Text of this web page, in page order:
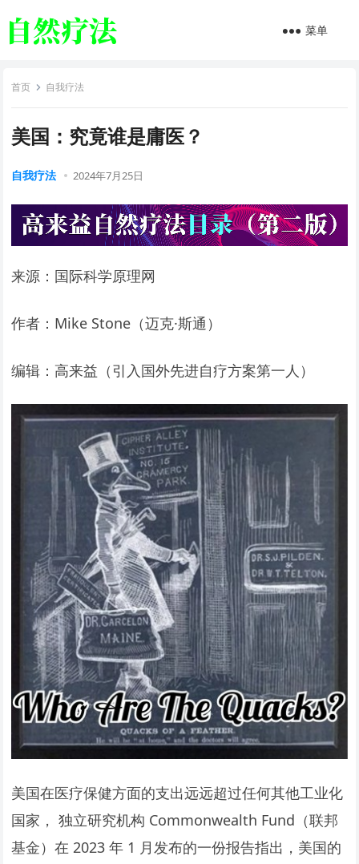
菜单
首页 自我疗法
美国：究竟谁是庸医？
自我疗法 2024年7月25日
来源：国际科学原理网
作者：Mike Stone（迈克·斯通）
编辑：高来益（引入国外先进自疗方案第一人）
美国在医疗保健方面的支出远远超过任何其他工业化
国家， 独立研究机构 Commonwealth Fund（联邦
基金）在 2023 年 1 月发布的一份报告指出，美国的